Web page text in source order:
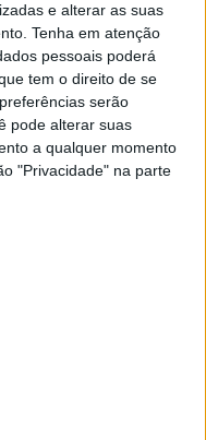
e alterar as suas
Tenha em atenção
pessoais poderá
tem o direito de se
serão
pode alterar suas
a qualquer momento
"Privacidade" na parte
tem por
dos
abertos ao
dos operadores
negócio, a
integração digital